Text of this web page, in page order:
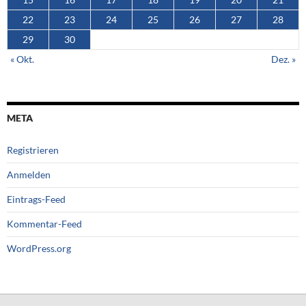
22
23 24 25 26 27
28
29
30
« Okt.
Dez. »
META
Registrieren
Anmelden
Eintrags-Feed
Kommentar-Feed
WordPress.org